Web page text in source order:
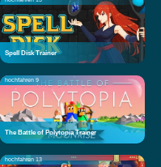
Spell Disk Trainer
hochfahren 9
The Battle of Polytopia Trainer
hochfahren 13